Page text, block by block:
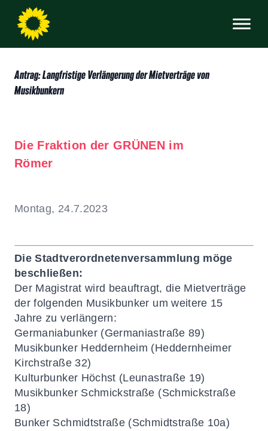
Antrag: Langfristige Verlängerung der Mietverträge von
Musikbunkern
Die Fraktion der GRÜNEN im
Römer
Montag, 24.7.2023
Die Stadtverordnetenversammlung möge
beschließen:
Der Magistrat wird beauftragt, die Mietverträge
der folgenden Musikbunker um weitere 15
Jahre zu verlängern:
Germaniabunker (Germaniastraße 89)
Musikbunker Heddernheim (Heddernheimer
Kirchstraße 32)
Kulturbunker Höchst (Leunastraße 19)
Musikbunker Schmickstraße (Schmickstraße
18)
Bunker Schmidtstraße (Schmidtstraße 10a)